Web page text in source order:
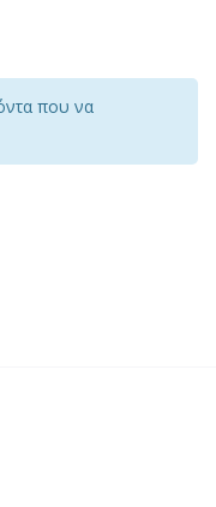
που να